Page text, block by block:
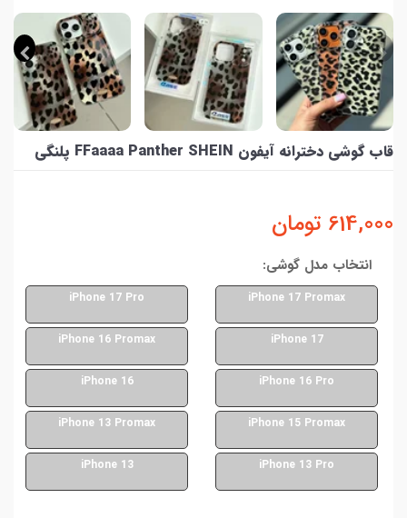
قاب گوشی دخترانه آیفون FFaaaa Panther SHEIN پلنگی
614,000 تومان
انتخاب مدل گوشی:
iPhone 17 Promax
iPhone 17 Pro
iPhone 17
iPhone 16 Promax
iPhone 16 Pro
iPhone 16
iPhone 15 Promax
iPhone 13 Promax
iPhone 13 Pro
iPhone 13